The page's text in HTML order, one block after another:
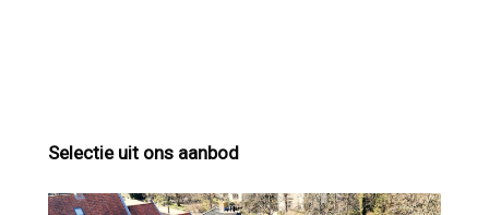
Selectie uit ons aanbod